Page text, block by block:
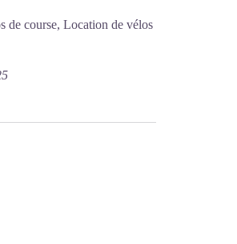
de course, Location de vélos